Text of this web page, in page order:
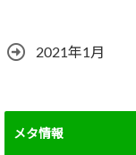
2021年1月
メタ情報